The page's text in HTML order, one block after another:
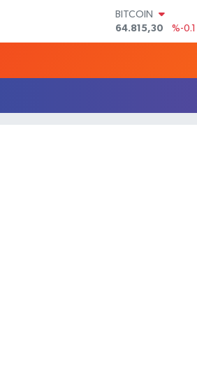
BITCOIN
64.815,30
%-0.1
DOLAR
64,4811
%0.38